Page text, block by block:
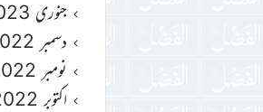
جنوری 2023
دسمبر 2022
نومبر 2022
اکتوبر 2022